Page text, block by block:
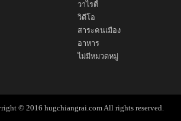
วาไรตี้
วิดีโอ
สาระคนเมือง
อาหาร
ไม่มีหมวดหมู่
© 2016 hugchiangrai.com All rights reserved.